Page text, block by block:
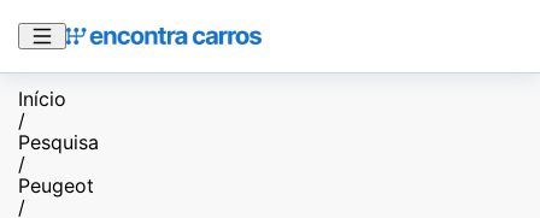
Início
/
Pesquisa
/
Peugeot
/